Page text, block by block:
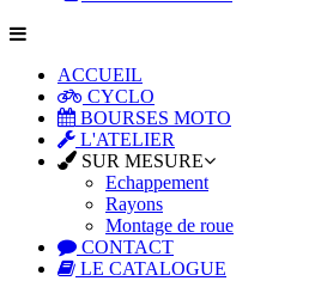
ACCUEIL
CYCLO
BOURSES MOTO
L'ATELIER
SUR MESURE
Echappement
Rayons
Montage de roue
CONTACT
LE CATALOGUE